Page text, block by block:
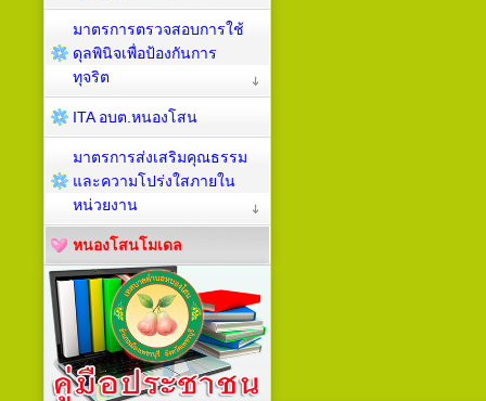
มาตรการตรวจสอบการใช้
ดุลพินิจเพื่อป้องกันการ
ทุจริต
ITA อบต.หนองโสน
มาตรการส่งเสริมคุณธรรม
และความโปร่งใสภายใน
หน่วยงาน
หนองโสนโมเดล